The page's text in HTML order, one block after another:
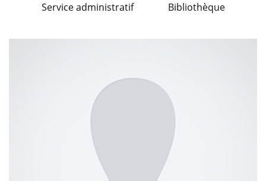
Service administratif Bibliothèque